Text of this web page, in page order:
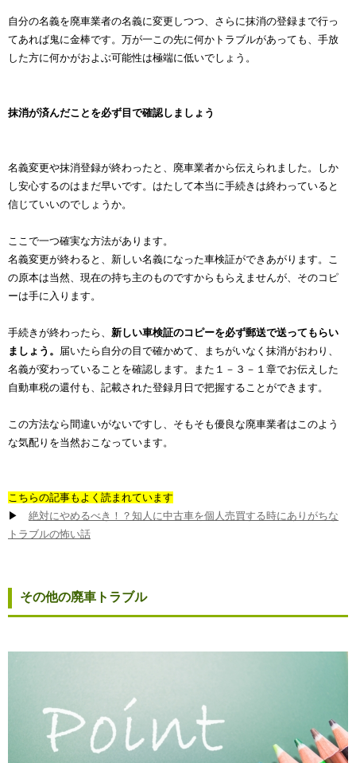
自分の名義を廃車業者の名義に変更しつつ、さらに抹消の登録まで行っ
てあれば鬼に金棒です。万が一この先に何かトラブルがあっても、手放
した方に何かがおよぶ可能性は極端に低いでしょう。
抹消が済んだことを必ず目で確認しましょう
名義変更や抹消登録が終わったと、廃車業者から伝えられました。しか
し安心するのはまだ早いです。はたして本当に手続きは終わっていると
信じていいのでしょうか。
ここで一つ確実な方法があります。
名義変更が終わると、新しい名義になった車検証ができあがります。こ
の原本は当然、現在の持ち主のものですからもらえませんが、そのコピ
ーは手に入ります。
手続きが終わったら、 新しい車検証のコピーを必ず郵送で送ってもらい
ましょう。 届いたら自分の目で確かめて、まちがいなく抹消がおわり、
名義が変わっていることを確認します。また１－３－１章でお伝えした
自動車税の還付も、記載された登録月日で把握することができます。
この方法なら間違いがないですし、そもそも優良な廃車業者はこのよう
な気配りを当然おこなっています。
こちらの記事もよく読まれています
▶ 絶対にやめるべき！？知人に中古車を個人売買する時にありがちな
トラブルの怖い話
その他の廃車トラブル